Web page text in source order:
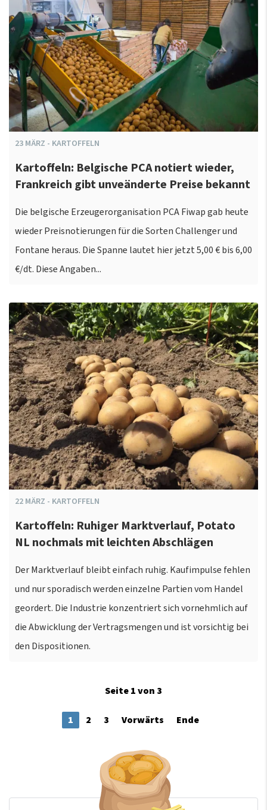
23 MÄRZ - KARTOFFELN
Kartoffeln: Belgische PCA notiert wieder,
Frankreich gibt unveänderte Preise bekannt
Die belgische Erzeugerorganisation PCA Fiwap gab heute
wieder Preisnotierungen für die Sorten Challenger und
Fontane heraus. Die Spanne lautet hier jetzt 5,00 € bis 6,00
€/dt. Diese Angaben...
22 MÄRZ - KARTOFFELN
Kartoffeln: Ruhiger Marktverlauf, Potato
NL nochmals mit leichten Abschlägen
Der Marktverlauf bleibt einfach ruhig. Kaufimpulse fehlen
und nur sporadisch werden einzelne Partien vom Handel
geordert. Die Industrie konzentriert sich vornehmlich auf
die Abwicklung der Vertragsmengen und ist vorsichtig bei
den Dispositionen.
Seite 1 von 3
1 2 3 Vorwärts Ende